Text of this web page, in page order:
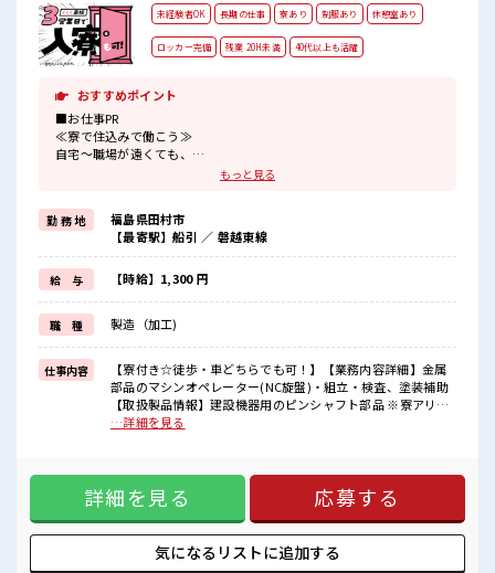
未経験者OK 長期の仕事 寮あり 制服あり 休憩室あり
ロッカー完備 残業 20H未満 40代以上も活躍
おすすめポイント
■お仕事PR
≪寮で住込みで働こう≫
自宅～職場が遠くても、
興味があれば安心して応募できちゃう！
≪適度な残業でお給料UP≫
残業は月20時間未満で、
ほどよく稼げます♪
≪ラクラク制服アリ≫
制服があるので、
毎日の服装の悩み解消♪
≪未経験OKの仕事≫
新しいことにチャレンジするのは不安だけど、
しっかり働く環境が整っています！
イチからスキルUP・ステップUP目指していきましょう！
■職場の雰囲気
休憩室で自分タイム！
安心してお仕事に集中♪
程よく残業あり！
寮付きで一人暮らしを始めたい方にオススメ！
もっと見る
勤 務 地
福島県田村市
【最寄駅】船引 ／ 磐越東線
給 与 【時給】1,300 円
職 種 製造（加工)
仕事内容
【寮付き☆徒歩・車どちらでも可！】【業務内容詳細】金属
部品のマシンオペレーター(NC旋盤)・組立・検査、塗装補助
【取扱製品情報】建設機器用のピンシャフト部品 ※寮アリの
お仕事！一人暮らしスタートにもピッタリ♪ ■お仕事PR ≪寮
ゃうかも？ ≪適度な残業でお給料UP≫ 残業は月20時間未満
で、 ほどよく稼げます♪ ≪ラクラク制服アリ≫ 制服があるの
で、 毎日の服装の悩み解消♪ ≪未経験OKの仕事≫ 新しいこ
とにチャレンジするのは不安だけど、 しっかり働く環境が整
っています！ イチからスキルUP・ステップUP目指していき
ましょう！ ■職場の雰囲気 休憩室で自分タイム！ のんびりス
…詳細を見る
詳細を見る 応募する
気になるリストに追加する